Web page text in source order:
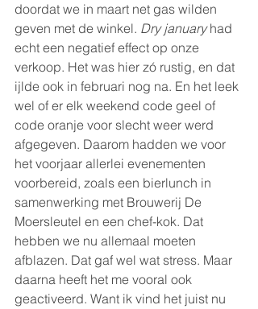
doordat we in maart net gas wilden
geven met de winkel. Dry january had
echt een negatief effect op onze
verkoop. Het was hier zó rustig, en dat
ijlde ook in februari nog na. En het leek
wel of er elk weekend code geel of
code oranje voor slecht weer werd
afgegeven. Daarom hadden we voor
het voorjaar allerlei evenementen
voorbereid, zoals een bierlunch in
samenwerking met Brouwerij De
Moersleutel en een chef-kok. Dat
hebben we nu allemaal moeten
afblazen. Dat gaf wel wat stress. Maar
daarna heeft het me vooral ook
geactiveerd. Want ik vind het juist nu